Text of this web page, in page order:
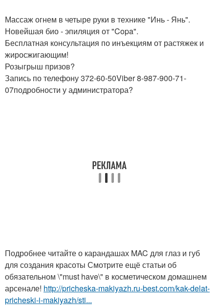
Массаж огнем в четыре руки в технике "Инь - Янь".
Новейшая био - эпиляция от "Copa".
Бесплатная консультация по инъекциям от растяжек и
жиросжигающим!
Розыгрыш призов?
Запись по телефону 372-60-50Viber 8-987-900-71-
07подробности у администратора?
Подробнее читайте о карандашах MAC для глаз и губ
для создания красоты Смотрите ещё статьи об
обязательном \"must have\" в косметическом домашнем
арсенале! http://pricheska-makiyazh.ru-best.com/kak-delat-
pricheski-i-makiyazh/sti...